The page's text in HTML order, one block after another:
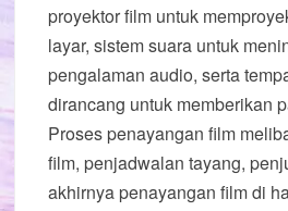
proyektor film untuk
layar, sistem suara untuk
pengalaman audio, serta
dirancang untuk memberikan
Proses penayangan film
film, penjadwalan tayang,
akhirnya penayangan film di